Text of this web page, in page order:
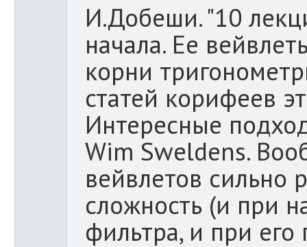
И.Добеши. "10
начала. Ее
корни
статей корифеев
Интересные
Wim Sweldens.
вейвлетов сильно
сложность (и при
фильтра, и при